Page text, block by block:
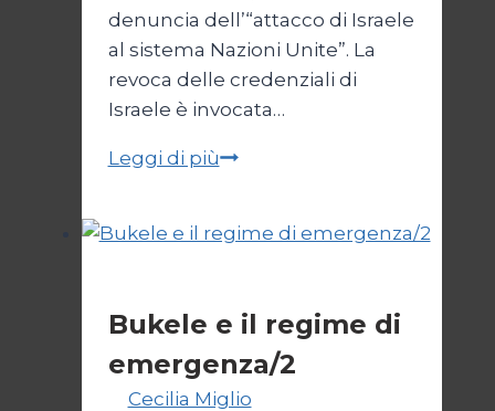
denuncia dell’“attacco di Israele
al sistema Nazioni Unite”. La
revoca delle credenziali di
Israele è invocata…
Leggi di piùOnu
Israele
Bukele e il regime di
emergenza/2
Cecilia Miglio